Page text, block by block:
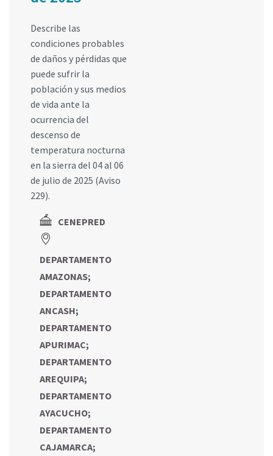
Describe las
condiciones probables
de daños y pérdidas que
puede sufrir la
población y sus medios
de vida ante la
ocurrencia del
descenso de
temperatura nocturna
en la sierra del 04 al 06
de julio de 2025 (Aviso
229).
CENEPRED
DEPARTAMENTO
AMAZONAS;
DEPARTAMENTO
ANCASH;
DEPARTAMENTO
APURIMAC;
DEPARTAMENTO
AREQUIPA;
DEPARTAMENTO
AYACUCHO;
DEPARTAMENTO
CAJAMARCA;